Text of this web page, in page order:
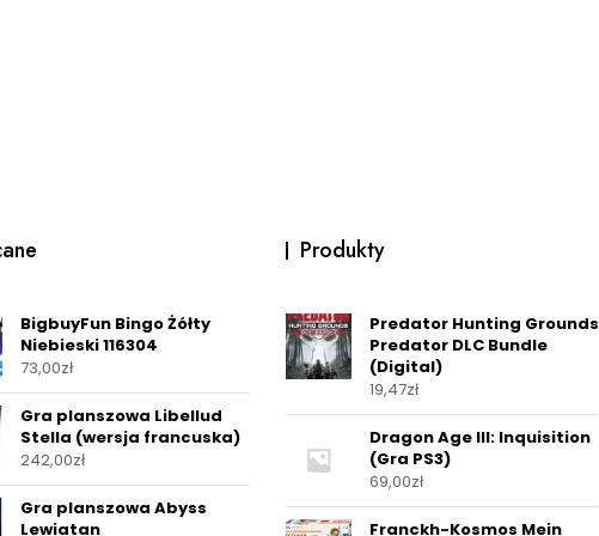
BigbuyFun Bingo Żółty
Niebieski 116304
73,00zł
Gra planszowa Libellud
Stella (wersja francuska)
242,00zł
Gra planszowa Abyss
Lewiatan
Produkty
Predator Hunting Grounds
Predator DLC Bundle
(Digital)
19,47zł
Dragon Age III: Inquisition
(Gra PS3)
69,00zł
Franckh-Kosmos Mein